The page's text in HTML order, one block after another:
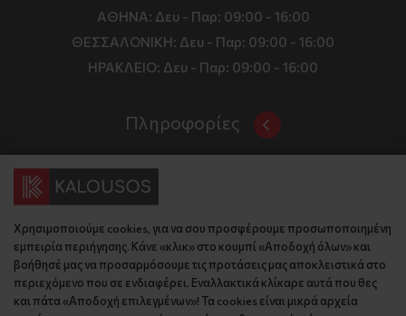
ΑΘΗΝΑ: Δευ - Παρ: 09:00 - 16:00
ΘΕΣΣΑΛΟΝΙΚΗ: Δευ - Παρ: 09:00 - 16:00
ΗΡΑΚΛΕΙΟ: Δευ - Παρ: 09:00 - 16:00
Πληροφορίες
Όροι και Προϋποθέσεις
Τιμές, Τρόποι Αποστολής και Πληρωμής
Πολιτική Απορρήτου
Κώδικας Δεοντολογίας
Εταιρικό Προφίλ
KLoop - Loyalty Program
Επικοινωνία
Διεύθυνση
Έδρα: Γράμμου 29, 18345 , Μοσχάτο Αττική
Θεσ/νίκη: Λυσάνδρου 8, 54642, Θεσσαλονίκη
Κρήτη: Θερίσου 52, 71305, Ηράκλειο
Βρείτε μας στον χάρτη
Χρησιμοποιούμε cookies, για να σου προσφέρουμε προσωποποιημένη
εμπειρία περιήγησης. Κάνε «κλικ» στο κουμπί «Αποδοχή όλων» και
βοήθησέ μας να προσαρμόσουμε τις προτάσεις μας αποκλειστικά στο
περιεχόμενο που σε ενδιαφέρει. Εναλλακτικά κλίκαρε αυτά που θες
και πάτα «Αποδοχή επιλεγμένων»! Τα cookies είναι μικρά αρχεία